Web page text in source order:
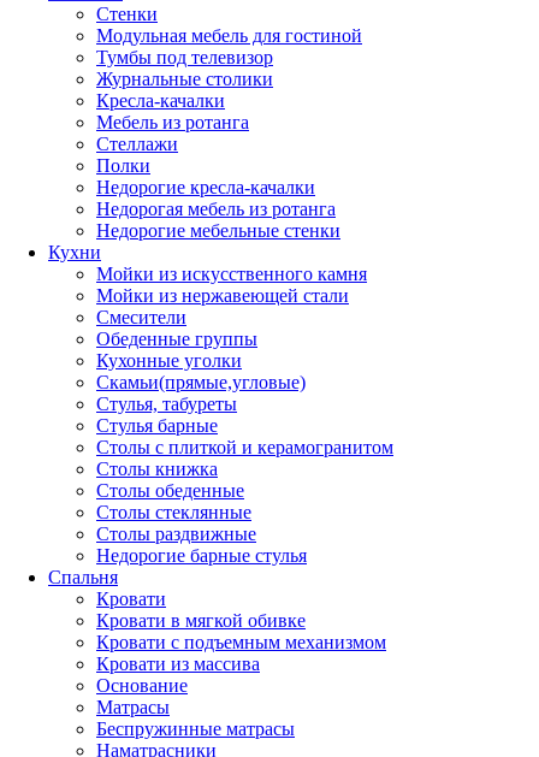
Стенки
Модульная мебель для гостиной
Тумбы под телевизор
Журнальные столики
Кресла-качалки
Мебель из ротанга
Стеллажи
Полки
Недорогие кресла-качалки
Недорогая мебель из ротанга
Недорогие мебельные стенки
Кухни
Мойки из искусственного камня
Мойки из нержавеющей стали
Смесители
Обеденные группы
Кухонные уголки
Скамьи(прямые,угловые)
Стулья, табуреты
Стулья барные
Столы с плиткой и керамогранитом
Столы книжка
Столы обеденные
Столы стеклянные
Столы раздвижные
Недорогие барные стулья
Спальня
Кровати
Кровати в мягкой обивке
Кровати с подъемным механизмом
Кровати из массива
Основание
Матрасы
Беспружинные матрасы
Наматрасники